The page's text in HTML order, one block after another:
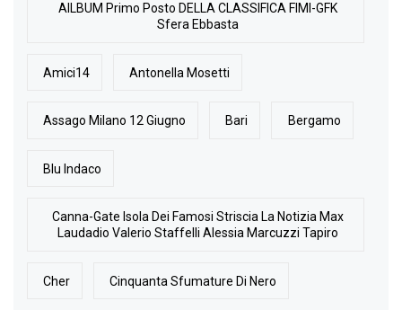
AlLBUM Primo Posto DELLA CLASSIFICA FIMI-GFK
Sfera Ebbasta
Amici14 Antonella Mosetti
Assago Milano 12 Giugno Bari Bergamo
Blu Indaco
Canna-Gate Isola Dei Famosi Striscia La Notizia Max
Laudadio Valerio Staffelli Alessia Marcuzzi Tapiro
Cher Cinquanta Sfumature Di Nero